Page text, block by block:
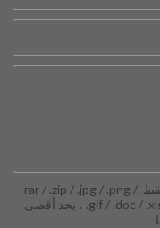
يدعم فقط .rar / .zip / .jpg / .png /
.gif / .doc / .xls / .pdf ، بحد أقصى